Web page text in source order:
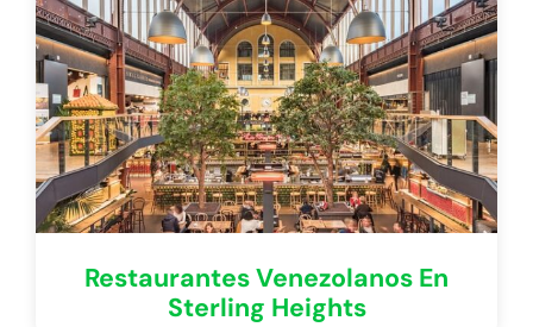
Restaurantes Venezolanos En
Sterling Heights